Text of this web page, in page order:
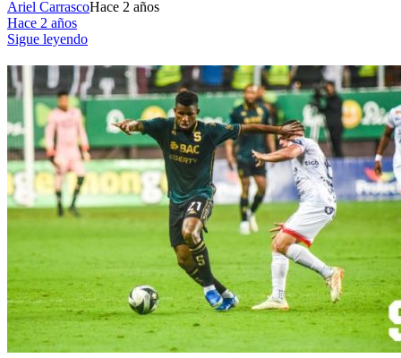
Ariel CarrascoHace 2 años
Hace 2 años
Sigue leyendo